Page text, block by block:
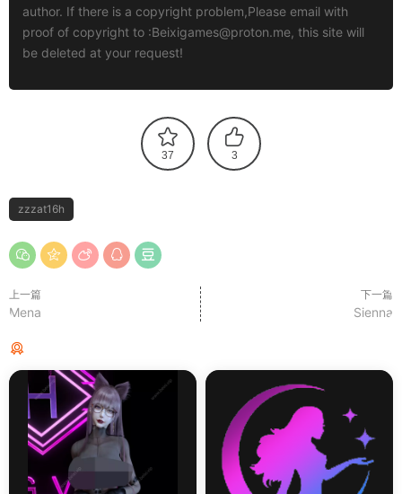
author. If there is a copyright problem,Please email with
proof of copyright to :Beixigames@proton.me, this site will
be deleted at your request!
37 3
zzzat16h
上一篇
Mena
下一篇
Sienna